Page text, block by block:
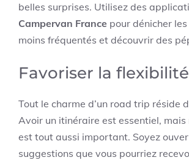
belles surprises. Utilisez des
Campervan France pour dénicher
moins fréquentés et découvrir des
Favoriser la flexibilité
Tout le charme d’un road trip réside
Avoir un itinéraire est essentiel,
est tout aussi important. Soyez
suggestions que vous pourriez